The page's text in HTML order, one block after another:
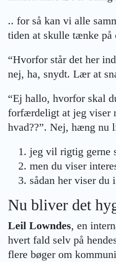
.. for så kan vi alle
tiden at skulle tænke på
“Hvorfor står det her
nej, ha, snydt. Lær at
“Ej hallo, hvorfor skal
forfærdeligt at jeg viser
hvad??”. Nej, hæng nu
jeg vil rigtig gerne
men du viser
sådan her viser du
Nu bliver det
Leil Lowndes, en
hvert fald selv på
flere bøger om